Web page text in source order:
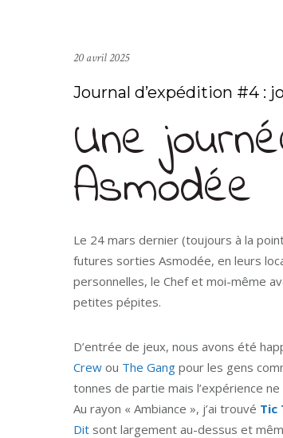
20 avril 2025
Journal d’expédition #4 :
Une
Asmodée
Le 24 mars dernier (toujours à la
futures sorties Asmodée, en leurs
personnelles, le Chef et moi-même
petites pépites.
D’entrée de jeux, nous avons été
Crew ou The Gang pour les gens
tonnes de partie mais l’expérience
Au rayon « Ambiance », j’ai trouvé Tic
Dit sont largement au-dessus et